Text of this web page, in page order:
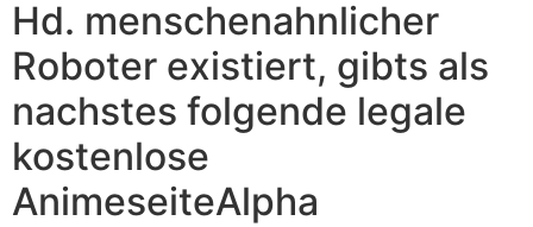
Hd. menschenahnlicher
Roboter existiert, gibts als
nachstes folgende legale
kostenlose
AnimeseiteAlpha